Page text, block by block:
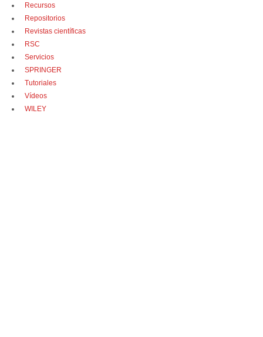
Recursos
Repositorios
Revistas científicas
RSC
Servicios
SPRINGER
Tutoriales
Vídeos
WILEY